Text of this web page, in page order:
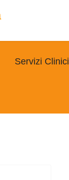
Servizi Clinici